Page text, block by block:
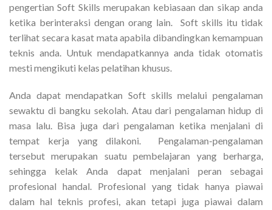
pengertian Soft Skills merupakan kebiasaan dan sikap anda
ketika berinteraksi dengan orang lain. Soft skills itu tidak
terlihat secara kasat mata apabila dibandingkan kemampuan
teknis anda. Untuk mendapatkannya anda tidak otomatis
mesti mengikuti kelas pelatihan khusus.
Anda dapat mendapatkan Soft skills melalui pengalaman
sewaktu di bangku sekolah. Atau dari pengalaman hidup di
masa lalu. Bisa juga dari pengalaman ketika menjalani di
tempat kerja yang dilakoni. Pengalaman-pengalaman
tersebut merupakan suatu pembelajaran yang berharga,
sehingga kelak Anda dapat menjalani peran sebagai
profesional handal. Profesional yang tidak hanya piawai
dalam hal teknis profesi, akan tetapi juga piawai dalam